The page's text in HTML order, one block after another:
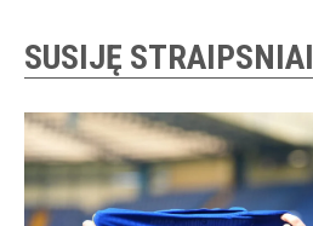
SUSIJĘ STRAIPSNIAI